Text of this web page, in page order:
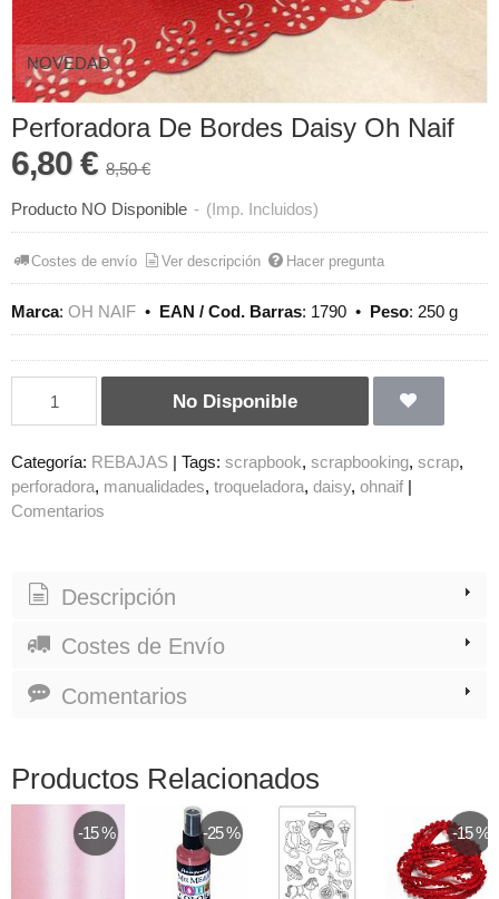
NOVEDAD
Perforadora De Bordes Daisy Oh Naif
6,80 € 8,50 €
Producto NO Disponible - (Imp. Incluidos)
Costes de envío Ver descripción Hacer pregunta
Marca: OH NAIF • EAN / Cod. Barras: 1790 • Peso: 250 g
No Disponible
Categoría: REBAJAS Tags: scrapbook scrapbooking scrap
perforadora manualidades troqueladora daisy ohnaif
Comentarios
Descripción
Costes de Envío
Comentarios
Productos Relacionados
-15 % -25 % -15 %